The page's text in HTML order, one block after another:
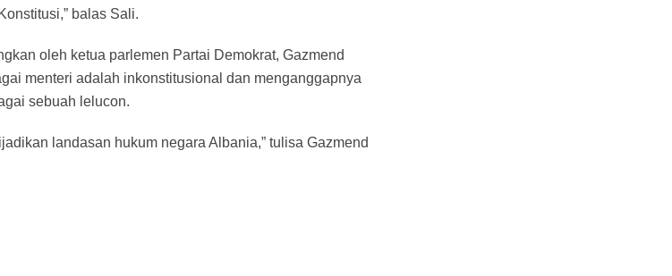
balas Sali.
oleh ketua parlemen Partai Demokrat, Gazmend
menteri adalah inkonstitusional dan menganggapnya
sebuah lelucon.
landasan hukum negara Albania,” tulisa Gazmend